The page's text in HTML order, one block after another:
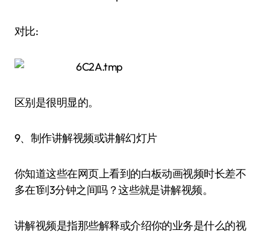
对比:
区别是很明显的。
9、制作讲解视频或讲解幻灯片
你知道这些在网页上看到的白板动画视频时长差不
多在1到3分钟之间吗？这些就是讲解视频。
讲解视频是指那些解释或介绍你的业务是什么的视